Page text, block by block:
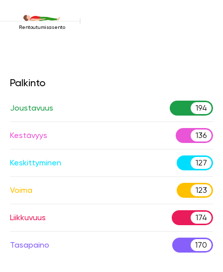
Rentoutumisasento
Palkinto
Joustavuus 194
Kestävyys 136
Keskittyminen 127
Voima 123
Liikkuvuus 174
Tasapaino 170